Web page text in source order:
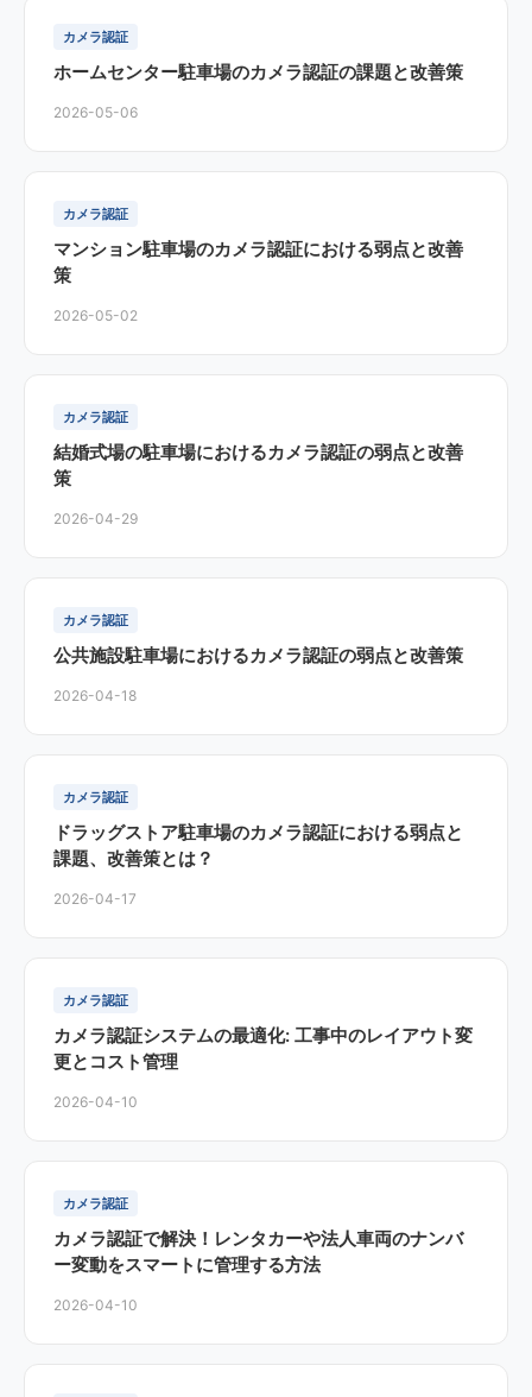
カメラ認証
ホームセンター駐車場のカメラ認証の課題と改善策
2026-05-06
カメラ認証
マンション駐車場のカメラ認証における弱点と改善
策
2026-05-02
カメラ認証
結婚式場の駐車場におけるカメラ認証の弱点と改善
策
2026-04-29
カメラ認証
公共施設駐車場におけるカメラ認証の弱点と改善策
2026-04-18
カメラ認証
ドラッグストア駐車場のカメラ認証における弱点と
課題、改善策とは？
2026-04-17
カメラ認証
カメラ認証システムの最適化: 工事中のレイアウト変
更とコスト管理
2026-04-10
カメラ認証
カメラ認証で解決！レンタカーや法人車両のナンバ
ー変動をスマートに管理する方法
2026-04-10